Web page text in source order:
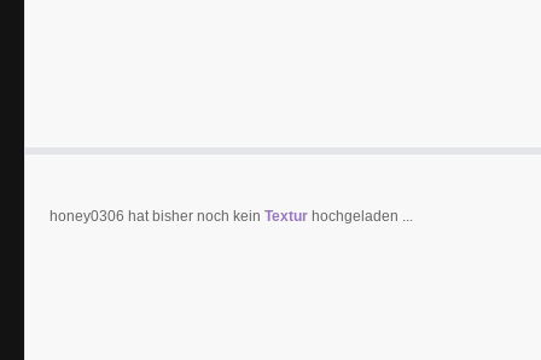
honey0306 hat bisher noch kein Textur hochgeladen ...